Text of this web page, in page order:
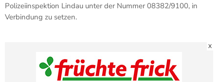
Polizeiinspektion Lindau unter der Nummer 08382/9100, in
Verbindung zu setzen.
X